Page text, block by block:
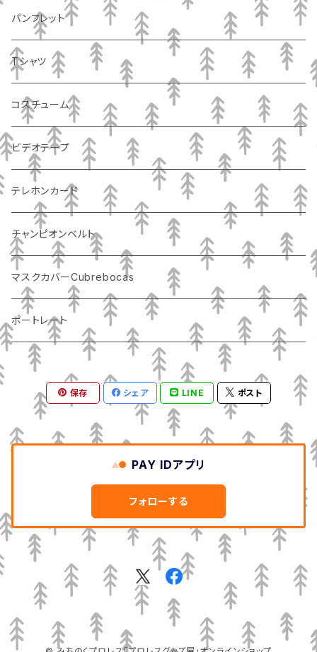
パンフレット
Tシャツ
コスチューム
ビデオテープ
テレホンカード
チャンピオンベルト
マスクカバーCubrebocas
ポートレート
保存 シェア LINE ポスト
PAY IDアプリ
フォローする